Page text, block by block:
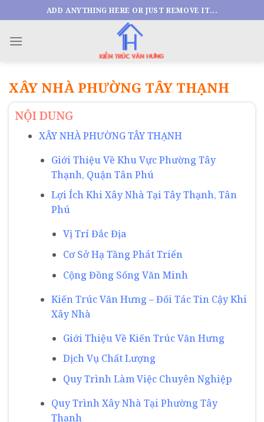
to
content
ADD ANYTHING HERE OR JUST REMOVE IT...
XÂY NHÀ PHƯỜNG TÂY THẠNH
NỘI DUNG
XÂY NHÀ PHƯỜNG TÂY THẠNH
Giới Thiệu Về Khu Vực Phường Tây
Thạnh, Quận Tân Phú
Lợi Ích Khi Xây Nhà Tại Tây Thạnh, Tân
Phú
Vị Trí Đắc Địa
Cơ Sở Hạ Tầng Phát Triển
Cộng Đồng Sống Văn Minh
Kiến Trúc Văn Hưng – Đối Tác Tin Cậy Khi
Xây Nhà
Giới Thiệu Về Kiến Trúc Văn Hưng
Dịch Vụ Chất Lượng
Quy Trình Làm Việc Chuyên Nghiệp
Quy Trình Xây Nhà Tại Phường Tây
Thạnh